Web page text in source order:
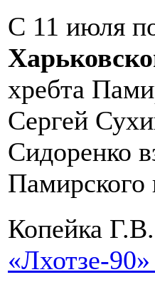
C 11 июля
хребта
Сергей
Сидоренко
Памирского
Копейка Г.В.
«Лхотзе-